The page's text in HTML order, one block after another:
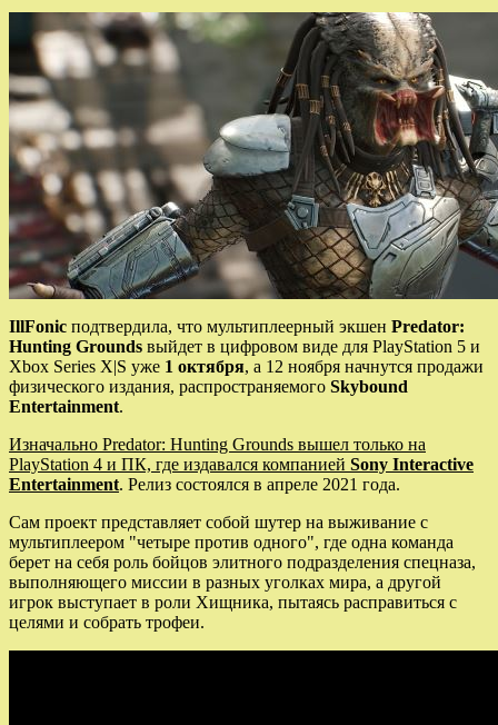
IllFonic подтвердила, что мультиплеерный экшен Predator:
Hunting Grounds выйдет в цифровом виде для PlayStation 5 и
Xbox Series X|S уже 1 октября, а 12 ноября начнутся продажи
физического издания, распространяемого Skybound
Entertainment.
Изначально Predator: Hunting Grounds вышел только на
PlayStation 4 и ПК, где издавался компанией Sony Interactive
Entertainment. Релиз состоялся в апреле 2021 года.
Сам проект представляет собой шутер на выживание с
мультиплеером "четыре против одного", где одна команда
берет на себя роль бойцов элитного подразделения спецназа,
выполняющего миссии в разных уголках мира, а другой
игрок выступает в роли Хищника, пытаясь расправиться с
целями и собрать трофеи.